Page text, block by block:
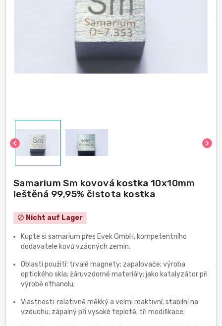
chevron_left chevron_right
Samarium Sm kovová kostka 10x10mm
leštěná 99,95% čistota kostka
block Nicht auf Lager
Kupte si samarium přes Evek GmbH, kompetentního
dodavatele kovů vzácných zemin.
Oblasti použití: trvalé magnety; zapalovače; výroba
optického skla; žáruvzdorné materiály; jako katalyzátor při
výrobě ethanolu;
Vlastnosti: relativně měkký a velmi reaktivní; stabilní na
vzduchu; zápalný při vysoké teplotě; tři modifikace;